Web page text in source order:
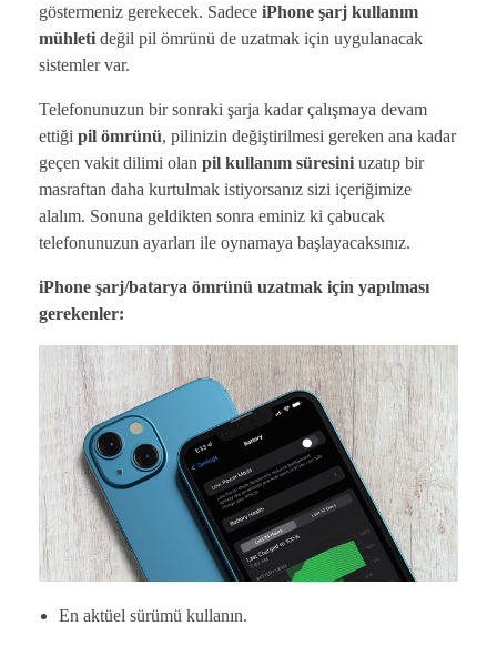
göstermeniz gerekecek. Sadece iPhone şarj kullanım
mühleti değil pil ömrünü de uzatmak için uygulanacak
sistemler var.
Telefonunuzun bir sonraki şarja kadar çalışmaya devam
ettiği pil ömrünü, pilinizin değiştirilmesi gereken ana kadar
geçen vakit dilimi olan pil kullanım süresini uzatıp bir
masraftan daha kurtulmak istiyorsanız sizi içeriğimize
alalım. Sonuna geldikten sonra eminiz ki çabucak
telefonunuzun ayarları ile oynamaya başlayacaksınız.
iPhone şarj/batarya ömrünü uzatmak için yapılması
gerekenler:
En aktüel sürümü kullanın.